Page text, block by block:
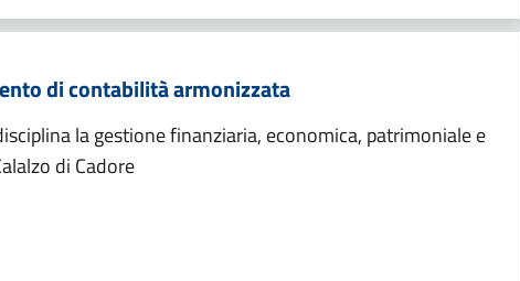
di contabilità armonizzata
la gestione finanziaria, economica, patrimoniale e
di Cadore